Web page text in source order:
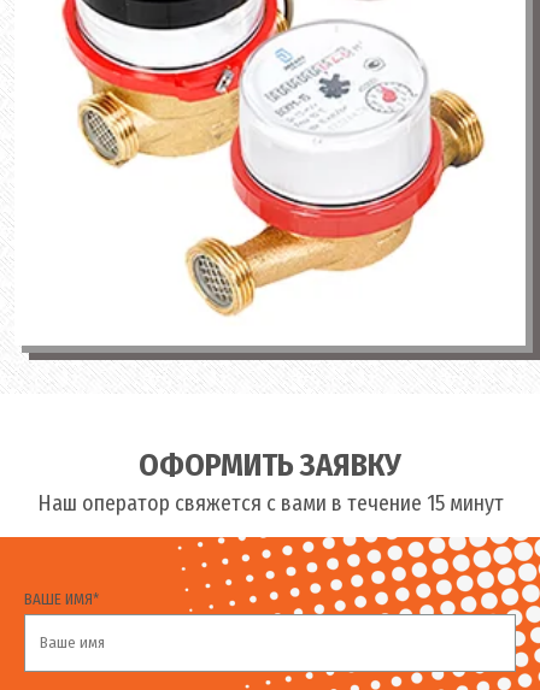
ОФОРМИТЬ ЗАЯВКУ
Наш оператор свяжется с вами в течение 15 минут
ВАШЕ ИМЯ*